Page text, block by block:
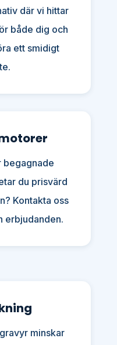
där vi hittar
både dig och
ett smidigt
begagnade
du prisvärd
Kontakta oss
erbjudanden.
minskar